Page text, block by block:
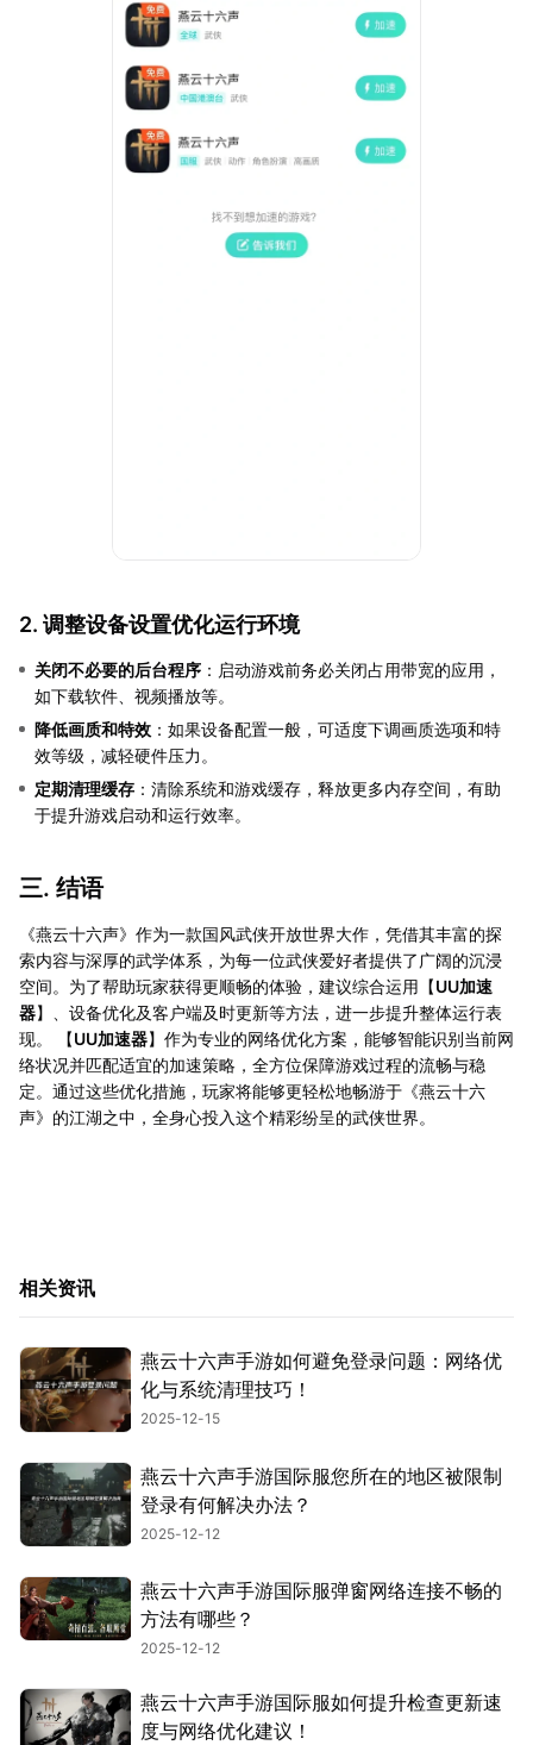
2. 调整设备设置优化运行环境
关闭不必要的后台程序 ：启动游戏前务必关闭占用带宽的应用，
如下载软件、视频播放等。
降低画质和特效 ：如果设备配置一般，可适度下调画质选项和特
效等级，减轻硬件压力。
定期清理缓存 ：清除系统和游戏缓存，释放更多内存空间，有助
于提升游戏启动和运行效率。
三. 结语
《燕云十六声》作为一款国风武侠开放世界大作，凭借其丰富的探
索内容与深厚的武学体系，为每一位武侠爱好者提供了广阔的沉浸
空间。为了帮助玩家获得更顺畅的体验，建议综合运用【UU加速
器】、设备优化及客户端及时更新等方法，进一步提升整体运行表
现。 【UU加速器】作为专业的网络优化方案，能够智能识别当前网
络状况并匹配适宜的加速策略，全方位保障游戏过程的流畅与稳
定。通过这些优化措施，玩家将能够更轻松地畅游于《燕云十六
声》的江湖之中，全身心投入这个精彩纷呈的武侠世界。
相关资讯
燕云十六声手游如何避免登录问题：网络优
化与系统清理技巧！
2025-12-15
燕云十六声手游国际服您所在的地区被限制
登录有何解决办法？
2025-12-12
燕云十六声手游国际服弹窗网络连接不畅的
方法有哪些？
2025-12-12
燕云十六声手游国际服如何提升检查更新速
度与网络优化建议！